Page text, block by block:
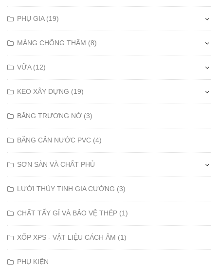
PHỤ GIA (19)
MÀNG CHỐNG THẤM (8)
VỮA (12)
KEO XÂY DỰNG (19)
BĂNG TRƯƠNG NỞ (3)
BĂNG CẢN NƯỚC PVC (4)
SƠN SÀN VÀ CHẤT PHỦ
LƯỚI THỦY TINH GIA CƯỜNG (3)
CHẤT TẨY GỈ VÀ BẢO VỆ THÉP (1)
XỐP XPS - VẬT LIỆU CÁCH ÂM (1)
PHỤ KIỆN